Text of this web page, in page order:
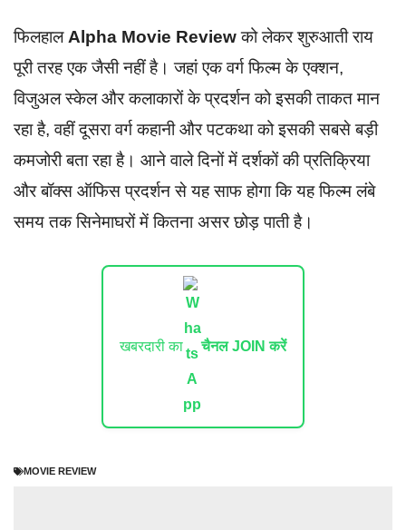
फिलहाल Alpha Movie Reviewको लेकर शुरुआती राय
पूरी तरह एक जैसी नहीं है। जहां एक वर्ग फिल्म के एक्शन,
विजुअल स्केल और कलाकारों के प्रदर्शन को इसकी ताकत मान
रहा है, वहीं दूसरा वर्ग कहानी और पटकथा को इसकी सबसे बड़ी
कमजोरी बता रहा है। आने वाले दिनों में दर्शकों की प्रतिक्रिया
और बॉक्स ऑफिस प्रदर्शन से यह साफ होगा कि यह फिल्म लंबे
समय तक सिनेमाघरों में कितना असर छोड़ पाती है।
खबरदारी का चैनल JOIN करें
MOVIE REVIEW